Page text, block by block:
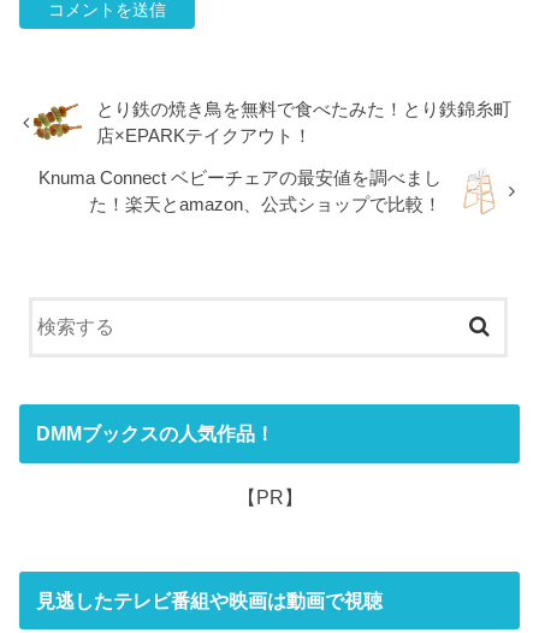
とり鉄の焼き鳥を無料で食べたみた！とり鉄錦糸町
店×EPARKテイクアウト！
Knuma Connect ベビーチェアの最安値を調べまし
た！楽天とamazon、公式ショップで比較！
DMMブックスの人気作品！
【PR】
見逃したテレビ番組や映画は動画で視聴